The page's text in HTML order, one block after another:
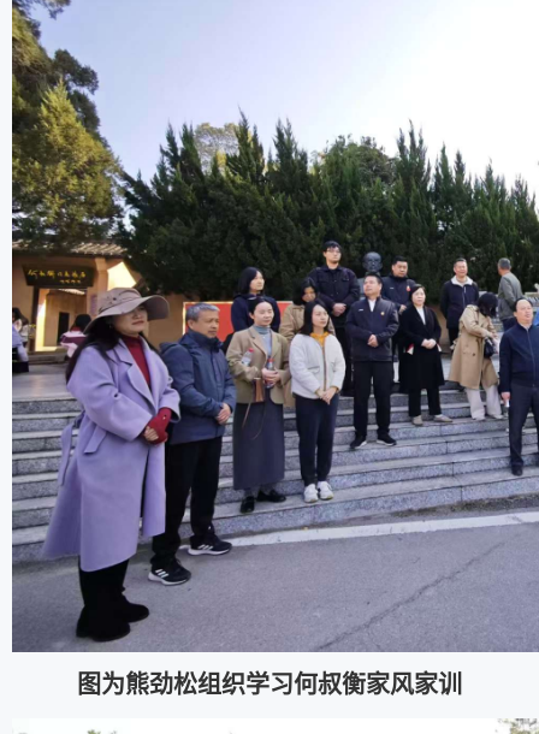
图为熊劲松组织学习何叔衡家风家训